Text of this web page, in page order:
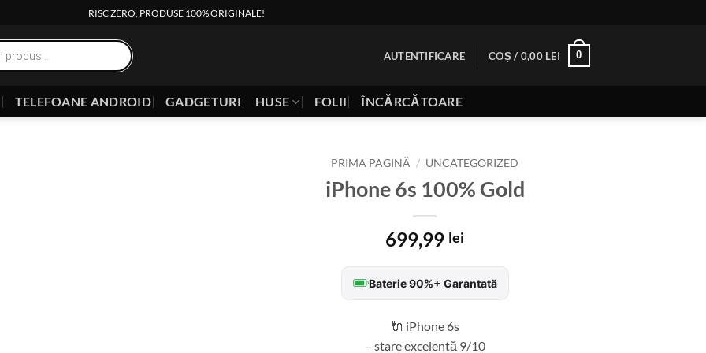
RISC ZERO, PRODUSE 100% ORIGINALE!
AUTENTIFICARE COȘ / 0,00 LEI 0
TELEFOANE ANDROID GADGETURI HUSE FOLII ÎNCĂRCĂTOARE
PRIMA PAGINĂ / UNCATEGORIZED
iPhone 6s 100% Gold
699,99 lei
Baterie 90%+ Garantată
🔌 iPhone 6s
– stare excelentă 9/10